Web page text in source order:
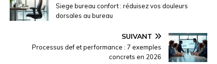
Siege bureau confort : réduisez vos douleurs
dorsales au bureau
SUIVANT
Processus def et performance : 7 exemples
concrets en 2026